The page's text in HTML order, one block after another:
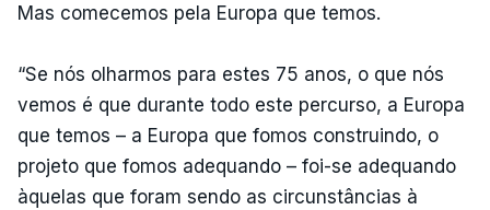
Mas comecemos pela Europa que temos.
“Se nós olharmos para estes 75 anos, o que nós
vemos é que durante todo este percurso, a Europa
que temos – a Europa que fomos construindo, o
projeto que fomos adequando – foi-se adequando
àquelas que foram sendo as circunstâncias à